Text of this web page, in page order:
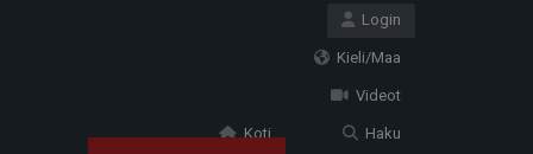
Login
Kieli/Maa
Videot
Haku
Koti